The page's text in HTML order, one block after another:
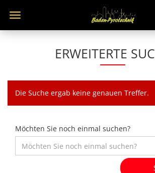
ERWEITERTE
Die Suche ergab keine genauen Treffer.
Möchten Sie noch einmal suchen?